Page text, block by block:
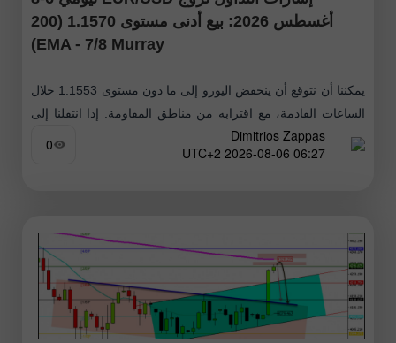
أغسطس 2026: بيع أدنى مستوى 1.1570 (200
EMA - 7/8 Murray)
يمكننا أن نتوقع أن ينخفض اليورو إلى ما دون مستوى 1.1553 خلال
الساعات القادمة، مع اقترابه من مناطق المقاومة. إذا انتقلنا إلى
الرسم البياني اليومي، نلاحظ أن متوسط
Dimitrios Zappas
06:27 2026-08-06 UTC+2
0